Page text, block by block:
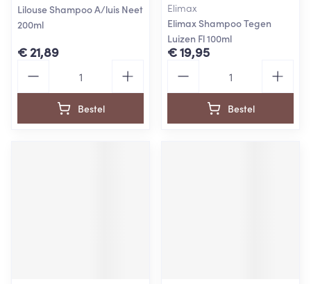
Lilouse Shampoo A/luis Neet
200ml
€ 21,89
Bestel
Elimax
Elimax Shampoo Tegen
Luizen Fl 100ml
€ 19,95
Bestel